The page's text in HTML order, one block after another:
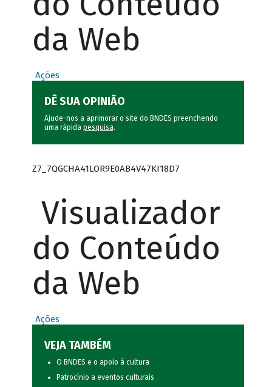
da Web
Ações
DÊ SUA OPINIÃO
Ajude-nos a aprimorar o site do BNDES preenchendo
uma rápida pesquisa.
Z7_7QGCHA41LOR9E0AB4V47KI18D7
Visualizador
do Conteúdo
da Web
Ações
VEJA TAMBÉM
O BNDES e o apoio à cultura
Patrocínio a eventos culturais